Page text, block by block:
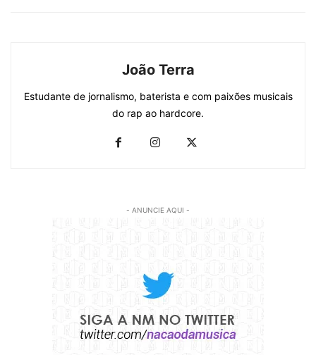
João Terra
Estudante de jornalismo, baterista e com paixões musicais
do rap ao hardcore.
- ANUNCIE AQUI -